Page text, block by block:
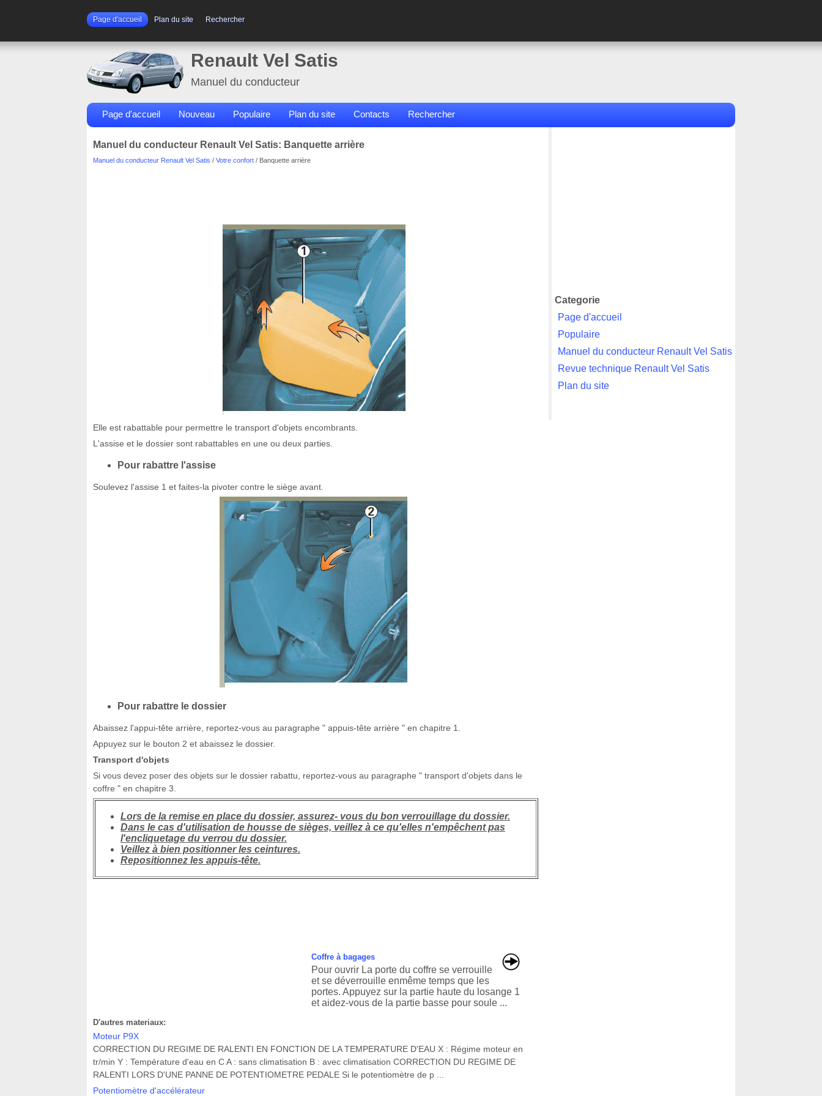
Page d'accueil Plan du site Rechercher
Renault Vel Satis
Manuel du conducteur
Page d'accueil Nouveau Populaire Plan du site Contacts Rechercher
Manuel du conducteur Renault Vel Satis: Banquette arrière
Manuel du conducteur Renault Vel Satis / Votre confort / Banquette arrière
Elle est rabattable pour permettre le transport d'objets encombrants.
L'assise et le dossier sont rabattables en une ou deux parties.
Pour rabattre l'assise
Soulevez l'assise 1 et faites-la pivoter contre le siège avant.
Pour rabattre le dossier
Abaissez l'appui-tête arrière, reportez-vous au paragraphe " appuis-tête arrière " en chapitre 1.
Appuyez sur le bouton 2 et abaissez le dossier.
Transport d'objets
Si vous devez poser des objets sur le dossier rabattu, reportez-vous au paragraphe " transport d'objets dans le
coffre " en chapitre 3.
Lors de la remise en place du dossier, assurez- vous du bon verrouillage du dossier.
Dans le cas d'utilisation de housse de sièges, veillez à ce qu'elles n'empêchent pas
l'encliquetage du verrou du dossier.
Veillez à bien positionner les ceintures.
Repositionnez les appuis-tête.
Coffre à bagages
Pour ouvrir La porte du coffre se verrouille
et se déverrouille enmême temps que les
portes. Appuyez sur la partie haute du losange 1
et aidez-vous de la partie basse pour soule ...
D'autres materiaux:
Moteur P9X
CORRECTION DU REGIME DE RALENTI EN FONCTION DE LA TEMPERATURE D'EAU X : Régime moteur en
tr/min Y : Température d'eau en C A : sans climatisation B : avec climatisation CORRECTION DU REGIME DE
RALENTI LORS D'UNE PANNE DE POTENTIOMETRE PEDALE Si le potentiomètre de p ...
Potentiomètre d'accélérateur
Categorie
Page d'accueil
Populaire
Manuel du conducteur Renault Vel Satis
Revue technique Renault Vel Satis
Plan du site